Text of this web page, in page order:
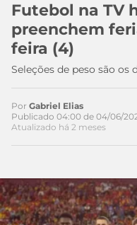
DE
APOSTA
MELHORES
SITES
DE
APOSTAS
2026
BETBOOM
COPA
DO
MUNDO
TIMES
MEU
PALMEIRAS
SÉRIE
A
MÍDIA
ESPORTIVA
Futebol na TV
preenchem
feira (4)
Seleções de peso são os
Por Gabriel Elias
Publicado 04:00 de 04/06/
Atualizado há 2 meses